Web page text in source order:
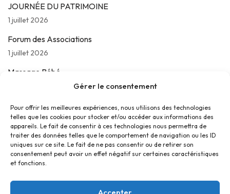
Gérer le consentement
Pour offrir les meilleures expériences, nous utilisons des technologies
telles que les cookies pour stocker et/ou accéder aux informations des
appareils. Le fait de consentir à ces technologies nous permettra de
traiter des données telles que le comportement de navigation ou les ID
uniques sur ce site. Le fait de ne pas consentir ou de retirer son
consentement peut avoir un effet négatif sur certaines caractéristiques
et fonctions.
Accepter
JOURNÉE DU PATRIMOINE
1 juillet 2026
Forum des Associations
1 juillet 2026
Massage Bébé
Les jeudis de La Parolière
16 juin 2026